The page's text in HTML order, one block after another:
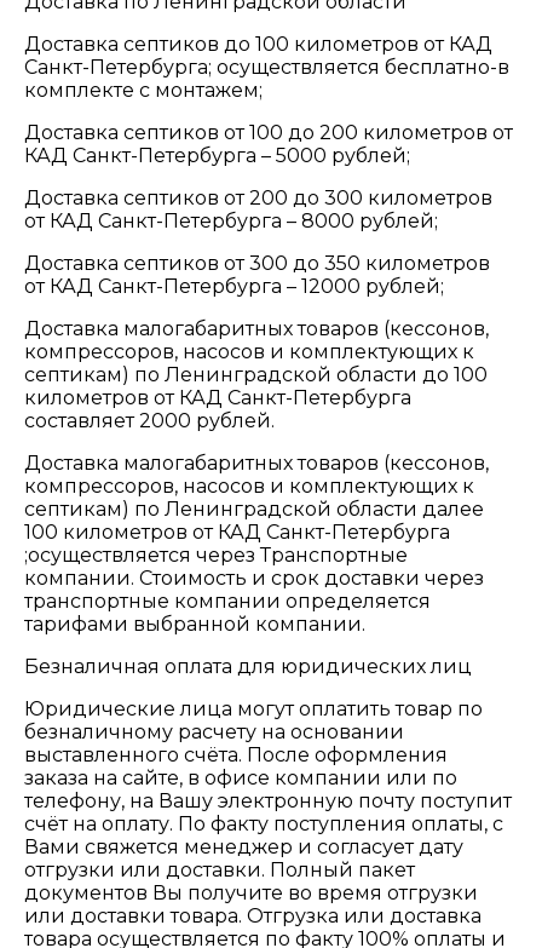
Доставка септиков до 100 километров от КАД
Санкт-Петербурга; осуществляется бесплатно-в
комплекте с монтажем;
Доставка септиков от 100 до 200 километров от
КАД Санкт-Петербурга – 5000 рублей;
Доставка септиков от 200 до 300 километров
от КАД Санкт-Петербурга – 8000 рублей;
Доставка септиков от 300 до 350 километров
от КАД Санкт-Петербурга – 12000 рублей;
Доставка малогабаритных товаров (кессонов,
компрессоров, насосов и комплектующих к
септикам) по Ленинградской области до 100
километров от КАД Санкт-Петербурга
составляет 2000 рублей.
Доставка малогабаритных товаров (кессонов,
компрессоров, насосов и комплектующих к
септикам) по Ленинградской области далее
100 километров от КАД Санкт-Петербурга
;осуществляется через Транспортные
компании. Стоимость и срок доставки через
транспортные компании определяется
тарифами выбранной компании.
Безналичная оплата для юридических лиц
Юридические лица могут оплатить товар по
безналичному расчету на основании
выставленного счёта. После оформления
заказа на сайте, в офисе компании или по
телефону, на Вашу электронную почту поступит
счёт на оплату. По факту поступления оплаты, с
Вами свяжется менеджер и согласует дату
отгрузки или доставки. Полный пакет
документов Вы получите во время отгрузки
или доставки товара. Отгрузка или доставка
товара осуществляется по факту 100% оплаты и